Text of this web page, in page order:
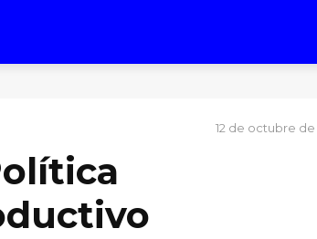
12 de octubre de